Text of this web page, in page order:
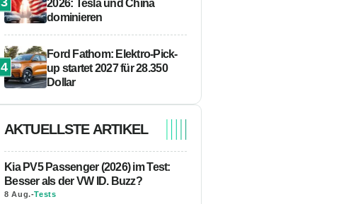
2026: Tesla und China
dominieren
4
Ford Fathom: Elektro-Pick-
up startet 2027 für 28.350
Dollar
AKTUELLSTE ARTIKEL
Kia PV5 Passenger (2026) im Test:
Besser als der VW ID. Buzz?
8 Aug.-Tests